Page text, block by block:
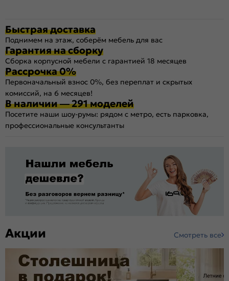
Быстрая доставка
Поднимем на этаж, соберём мебель для вас
Гарантия на сборку
Сборка корпусной мебели с гарантией 18 месяцев
Рассрочка 0%
Первоначальный взнос 0%, без переплат и скрытых
комиссий, на 6 месяцев!
В наличии — 291 моделей
Посетите наши шоу-румы: рядом с метро, есть парковка,
профессиональные консультанты
Акции Смотреть все